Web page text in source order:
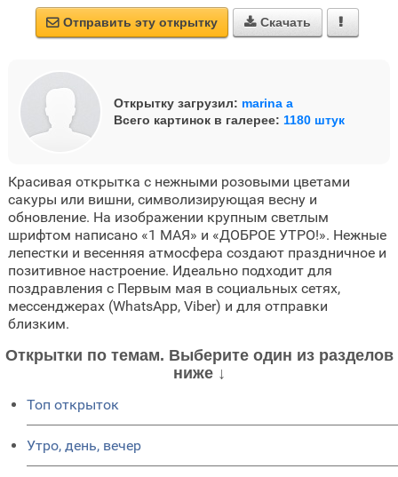
 Отправить эту открытку  Скачать 
Открытку загрузил: marina a
Всего картинок в галерее: 1180 штук
Красивая открытка с нежными розовыми цветами
сакуры или вишни, символизирующая весну и
обновление. На изображении крупным светлым
шрифтом написано «1 МАЯ» и «ДОБРОЕ УТРО!». Нежные
лепестки и весенняя атмосфера создают праздничное и
позитивное настроение. Идеально подходит для
поздравления с Первым мая в социальных сетях,
мессенджерах (WhatsApp, Viber) и для отправки
близким.
Открытки по темам. Выберите один из разделов
ниже ↓
Топ открыток
Утро, день, вечер